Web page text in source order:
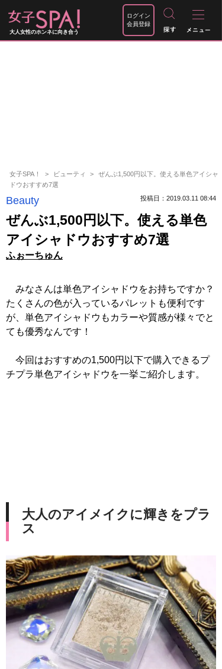
大人女性のホンネに向き合う
ログイン
会員登録
女子SPA！ ビューティ
ぜんぶ1,500円以下。使える単色アイシャ
ドウおすすめ7選
Beauty 投稿日：2019.03.11 08:44
ぜんぶ1,500円以下。使える単色
アイシャドウおすすめ7選
ふぉーちゅん
みなさんは単色アイシャドウをお持ちですか？
たくさんの色が入っているパレットも便利です
が、単色アイシャドウもカラーや質感が様々でと
ても優秀なんです！
今回はおすすめの1,500円以下で購入できるプ
チプラ単色アイシャドウを一挙ご紹介します。
大人のアイメイクに輝きをプラ
ス